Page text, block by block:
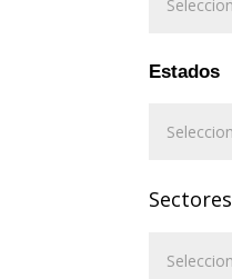
Estados
Sectores